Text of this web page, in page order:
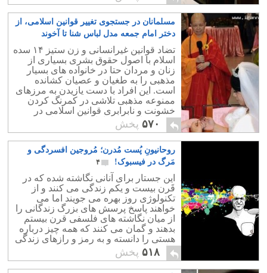
پرداخت.
مسلمانان در جستجوی تغییر قوانین اسلامی، از
دختر امام جمعه مدل لباس شنا تا آخوند
مسلمان همجنسگرا!
تضاد قوانین غیرانسانی و زن ستیز ۱۴ سده
اسلام با اصول حقوق بشری بسیاری از
زنان و مردان حتا در خانواده های بسیار
مذهبی را به طغیان و عصیان کشانده
است. این افراد با دست یازیدن به مرزهای
ممنوعه مذهبی تلاشی در کمرنگ کردن
خشونت و نابرابری قوانین اسلامی در
برخورد با افرادی با باورهای مختلف
اسلامی دارند.
۵۷۰ پخش
روحانیونِ پُست مُدرن؛ مُروجین افسردگی و
مَرگ در فیسبوک!
۴
این جستار برای آنانی نگاشته شده که در
قَرن بیست و یکم زندگی می کنند و از
تکنولوژی روز بهره می جویند اما می
خواهند پاسخ پرسش های بزرگ زندگانی را
از میان نگاشته های فلسفی قرن بیستم
بدهند و گمان می کنند که همه چیز درباره
هستی را دانسته و به رمز و رازهای زندگی
و اصل بودن، دست پیدا کرده اند.
۵۱۸ پخش